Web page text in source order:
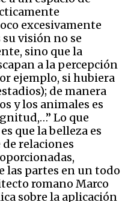
excesivamente
visión no se
sino que la
a la percepción
ejemplo, si hubiera
de manera
y los animales es
Lo que
que la belleza es
relaciones
las partes en un todo
romano Marco
sobre la aplicación